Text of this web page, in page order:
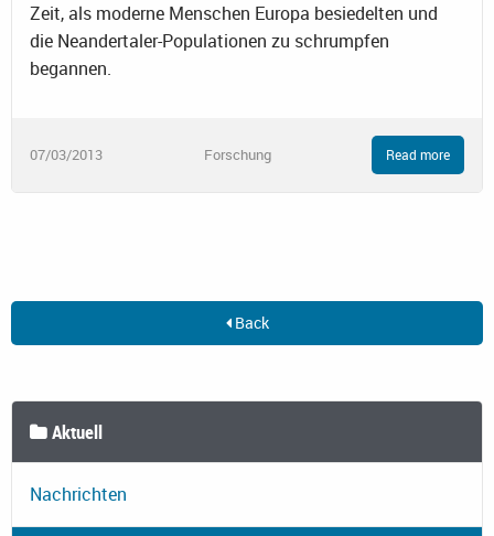
Zeit, als moderne Menschen Europa besiedelten und
die Neandertaler-Populationen zu schrumpfen
begannen.
07/03/2013 Forschung Read more
Back
Aktuell
Nachrichten